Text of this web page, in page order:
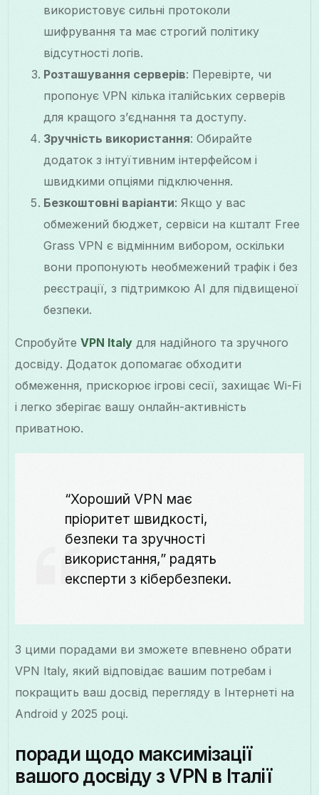
використовує сильні протоколи
шифрування та має строгий політику
відсутності логів.
Розташування серверів: Перевірте, чи
пропонує VPN кілька італійських серверів
для кращого з’єднання та доступу.
Зручність використання: Обирайте
додаток з інтуїтивним інтерфейсом і
швидкими опціями підключення.
Безкоштовні варіанти: Якщо у вас
обмежений бюджет, сервіси на кшталт Free
Grass VPN є відмінним вибором, оскільки
вони пропонують необмежений трафік і без
реєстрації, з підтримкою AI для підвищеної
безпеки.
СпробуйтеVPN Italy для надійного та зручного
досвіду. Додаток допомагає обходити
обмеження, прискорює ігрові сесії, захищає Wi-Fi
і легко зберігає вашу онлайн-активність
приватною.
“Хороший VPN має
пріоритет швидкості,
безпеки та зручності
використання,” радять
експерти з кібербезпеки.
З цими порадами ви зможете впевнено обрати
VPN Italy, який відповідає вашим потребам і
покращить ваш досвід перегляду в Інтернеті на
Android у 2025 році.
поради щодо максимізації
вашого досвіду з VPN в Італії